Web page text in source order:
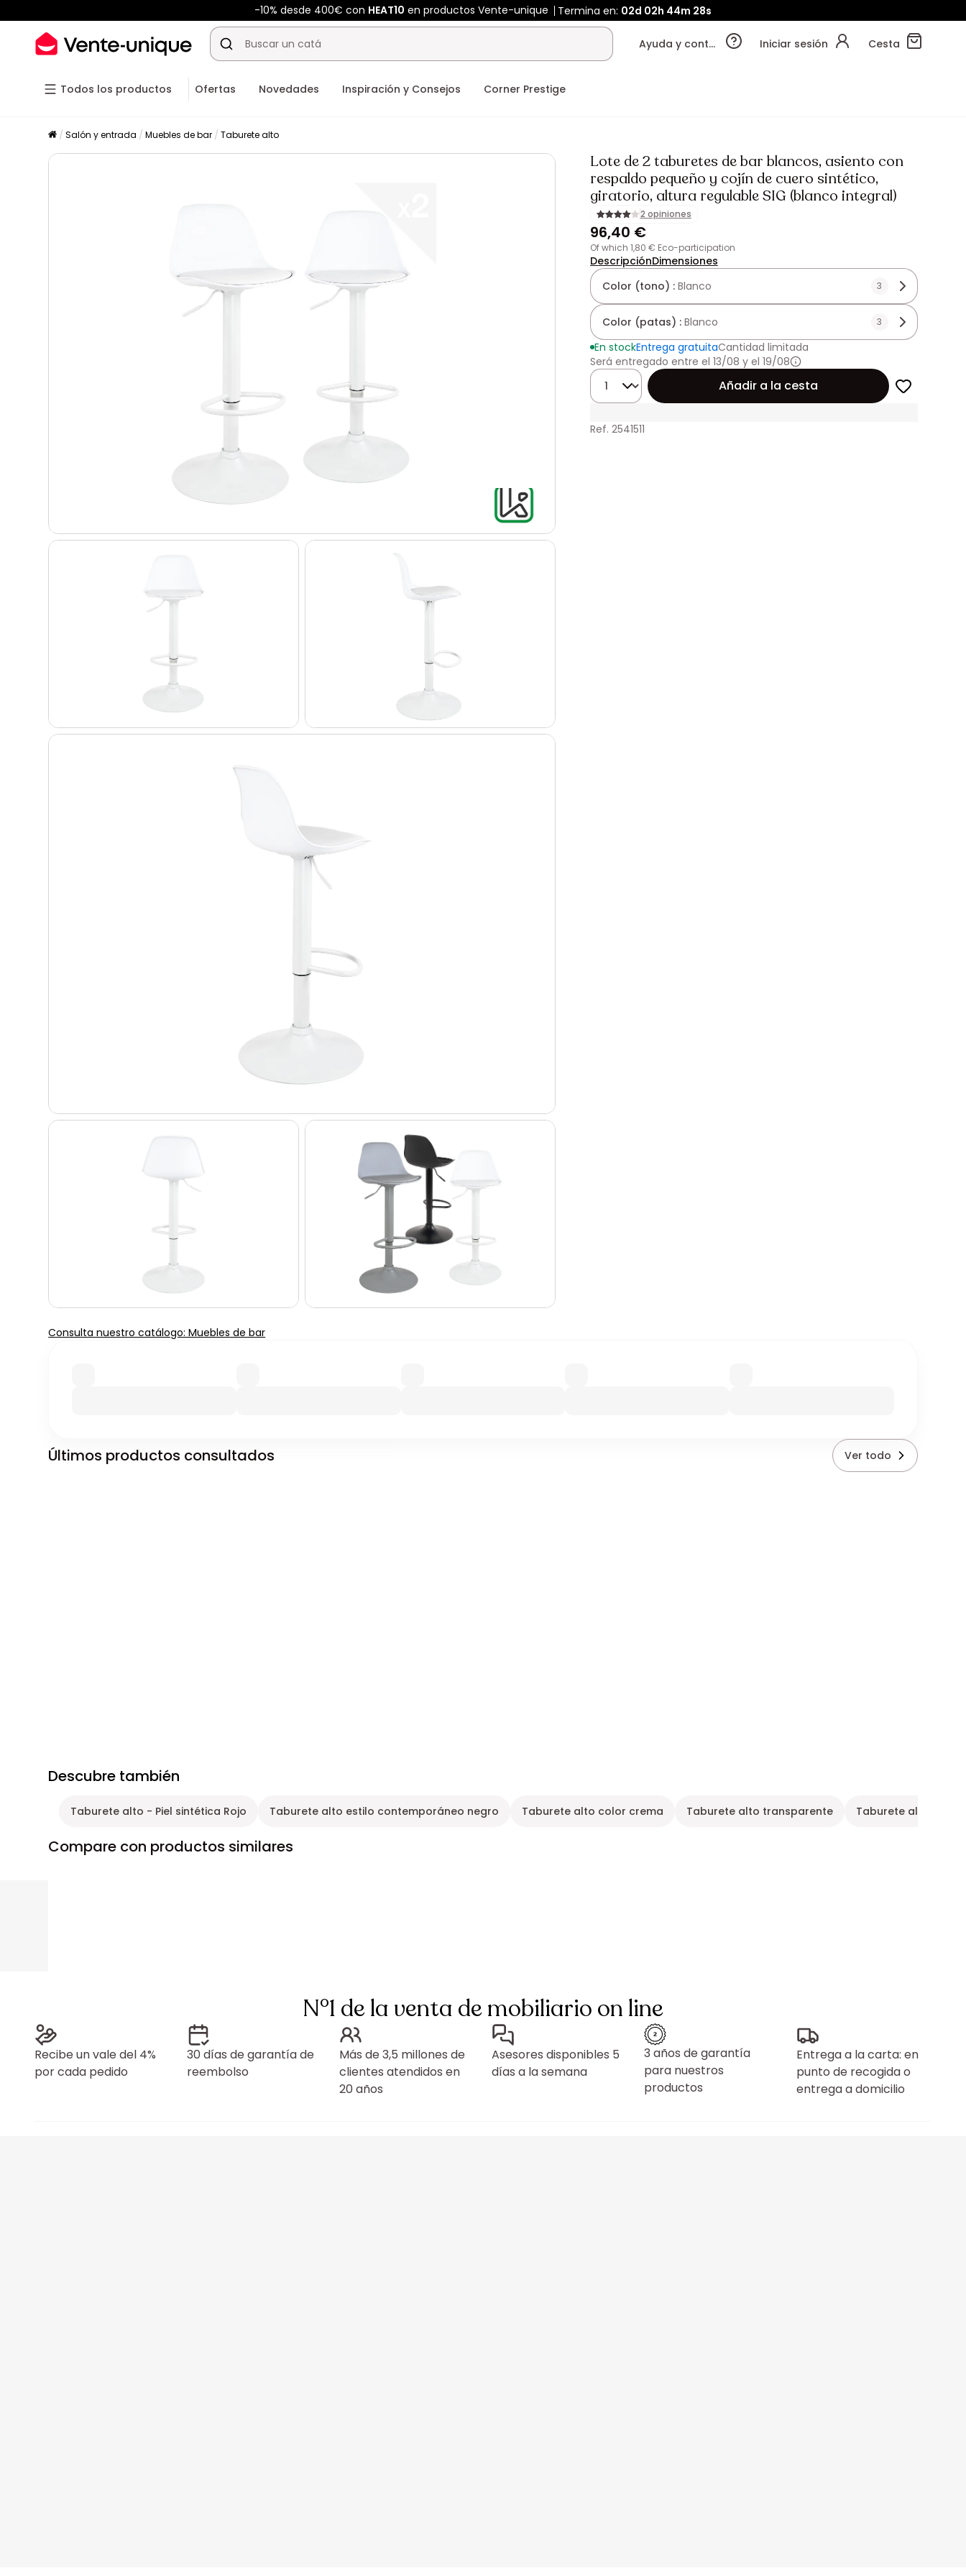
-10% desde 400€ con HEAT10 en productos Vente-unique Termina en: 02d 02h 44m 27s
Ayuda y contacto Iniciar sesión Cesta
Todos los productos Ofertas Novedades Inspiración y Consejos Corner Prestige
Salón y entrada Muebles de bar Taburete alto
Lote de 2 taburetes de bar blancos, asiento con
respaldo pequeño y cojín de cuero sintético,
giratorio, altura regulable SIG (blanco integral)
2 opiniones
96,40 €
of which 1,80 € Eco-participation
DescripciónDimensiones
Color (tono) : Blanco 3
Color (patas) : Blanco 3
En stockEntrega gratuitaCantidad limitada
Será entregado entre el 13/08 y el 19/08
Cantidad
Añadir a la cesta
Ref. 2541511
Consulta nuestro catálogo: Muebles de bar
Últimos productos consultados Ver todo
Descubre también
Taburete alto - Piel sintética Rojo Taburete alto estilo contemporáneo negro Taburete alto color crema Taburete alto transparente Taburete alto
Compare con productos similares
N°1 de la venta de mobiliario on line
Recibe un vale del 4%
por cada pedido
30 días de garantía de
reembolso
Más de 3,5 millones de
clientes atendidos en
20 años
Asesores disponibles 5
días a la semana
3 años de garantía
para nuestros
productos
Entrega a la carta: en
punto de recogida o
entrega a domicilio